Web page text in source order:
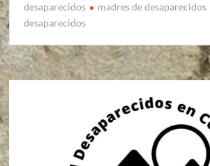
desaparecidos
madres de desaparecidos
desaparecidos